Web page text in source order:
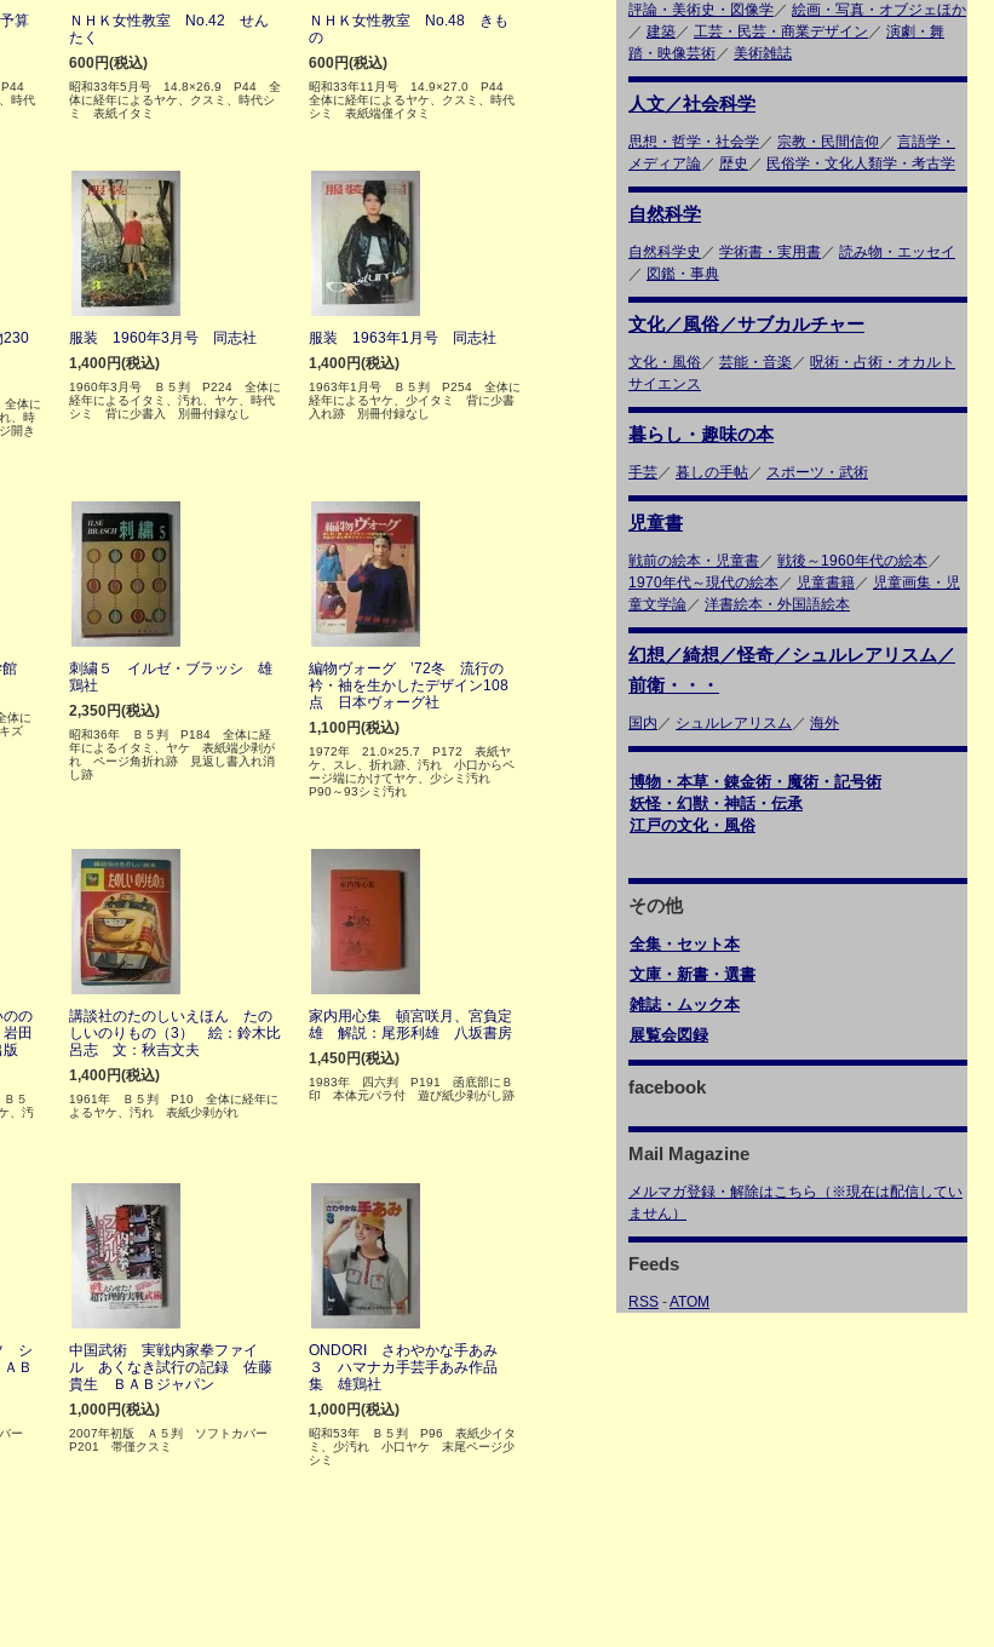
算
P44
時代
ＮＨＫ女性教室 No.42 せん
たく
600円(税込)
昭和33年5月号 14.8×26.9 P44 全
体に経年によるヤケ、クスミ、時代シ
ミ 表紙イタミ
ＮＨＫ女性教室 No.48 きも
の
600円(税込)
昭和33年11月号 14.9×27.0 P44
全体に経年によるヤケ、クスミ、時代
シミ 表紙端僅イタミ
体に
、時
開き
服装 1960年3月号 同志社
1,400円(税込)
1960年3月号 Ｂ５判 P224 全体に
経年によるイタミ、汚れ、ヤケ、時代
シミ 背に少書入 別冊付録なし
服装 1963年1月号 同志社
1,400円(税込)
1963年1月号 Ｂ５判 P254 全体に
経年によるヤケ、少イタミ 背に少書
入れ跡 別冊付録なし
に
ズ
刺繍５ イルゼ・ブラッシ 雄
鶏社
2,350円(税込)
昭和36年 Ｂ５判 P184 全体に経
年によるイタミ、ヤケ 表紙端少剥が
れ ページ角折れ跡 見返し書入れ消
し跡
編物ヴォーグ ’72冬 流行の
衿・袖を生かしたデザイン108
点 日本ヴォーグ社
1,100円(税込)
1972年 21.0×25.7 P172 表紙ヤ
ケ、スレ、折れ跡、汚れ 小口からペ
ージ端にかけてヤケ、少シミ汚れ
P90～93シミ汚れ
の
田
５
、汚
講談社のたのしいえほん たの
しいのりもの（3） 絵：鈴木比
呂志 文：秋吉文夫
1,400円(税込)
1961年 Ｂ５判 P10 全体に経年に
よるヤケ、汚れ 表紙少剥がれ
家内用心集 頓宮咲月、宮負定
雄 解説：尾形利雄 八坂書房
1,450円(税込)
1983年 四六判 P191 函底部にＢ
印 本体元パラ付 遊び紙少剥がし跡
シ
Ｂ
ー
中国武術 実戦内家拳ファイ
ル あくなき試行の記録 佐藤
貴生 ＢＡＢジャパン
1,000円(税込)
2007年初版 Ａ５判 ソフトカバー
P201 帯僅クスミ
ONDORI さわやかな手あみ
３ ハマナカ手芸手あみ作品
集 雄鶏社
1,000円(税込)
昭和53年 Ｂ５判 P96 表紙少イタ
ミ、少汚れ 小口ヤケ 末尾ページ少
シミ
評論・美術史・図像学／ 絵画・写真・オブジェほか
／ 建築／ 工芸・民芸・商業デザイン ／ 演劇・舞
踏・映像芸術／ 美術雑誌
人文／社会科学
思想・哲学・社会学／ 宗教・民間信仰 ／ 言語学・
メディア論／ 歴史 ／ 民俗学・文化人類学・考古学
自然科学
自然科学史 ／ 学術書・実用書／ 読み物・エッセイ
／ 図鑑・事典
文化／風俗／サブカルチャー
文化・風俗／ 芸能・音楽 ／ 呪術・占術・オカルト
サイエンス
暮らし・趣味の本
手芸／ 暮しの手帖／ スポーツ・武術
児童書
戦前の絵本・児童書／ 戦後～1960年代の絵本／
1970年代～現代の絵本／ 児童書籍／ 児童画集・児
童文学論／ 洋書絵本・外国語絵本
幻想／綺想／怪奇／シュルレアリスム／
前衛・・・
国内 ／ シュルレアリスム ／ 海外
博物・本草・錬金術・魔術・記号術
妖怪・幻獣・神話・伝承
江戸の文化・風俗
その他
全集・セット本
文庫・新書・選書
雑誌・ムック本
展覧会図録
facebook
Mail Magazine
メルマガ登録・解除はこちら（※現在は配信してい
ません）
Feeds
RSS -ATOM